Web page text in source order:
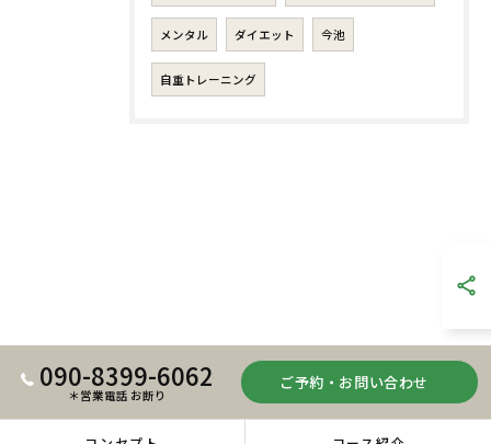
メンタル ダイエット 今池
自重トレーニング
090-8399-6062
＊営業電話 お断り
ご予約・お問い合わせ